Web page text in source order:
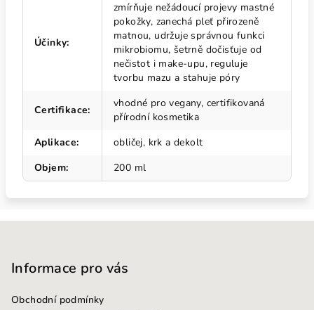
Účinky:
zmírňuje nežádoucí projevy mastné
pokožky, zanechá pleť přirozeně
matnou, udržuje správnou funkci
mikrobiomu, šetrně dočisťuje od
nečistot i make-upu, reguluje
tvorbu mazu a stahuje póry
Certifikace:
vhodné pro vegany, certifikovaná
přírodní kosmetika
Aplikace:
obličej, krk a dekolt
Objem: 200 ml
Informace pro vás
Obchodní podmínky